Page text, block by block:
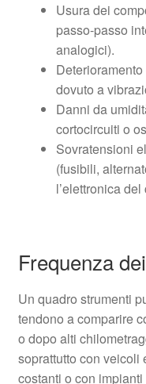
Usura dei
passo-passo
analogici).
dovuto a
Danni da
cortocircuiti o
Sovratensioni
(fusibili,
l’elettronica del
Frequenza
Un quadro strumenti
tendono a comparire
o dopo alti
soprattutto con veicoli
costanti o con